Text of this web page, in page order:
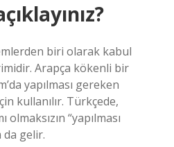
biri olarak kabul
Arapça kökenli bir
yapılması gereken
kullanılır. Türkçede,
“yapılması
da gelir.